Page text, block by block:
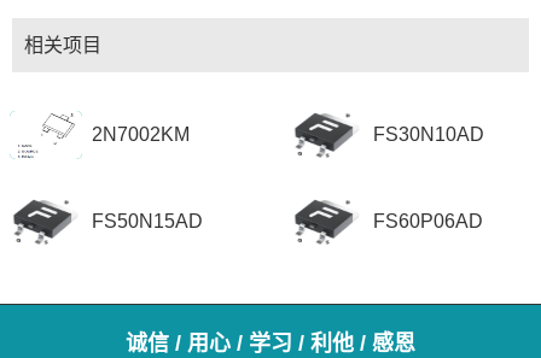
相关项目
2N7002KM FS30N10AD
FS50N15AD FS60P06AD
诚信 / 用心 / 学习 / 利他 / 感恩